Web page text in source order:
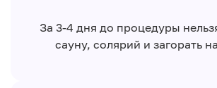
За 3-4 дня до процедуры
сауну, солярий и загорать